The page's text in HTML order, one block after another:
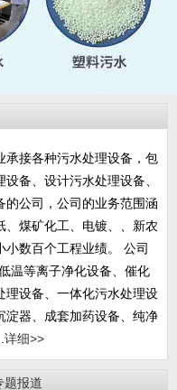
承接各种污水处理设备，包
备、设计污水处理设备、
的公司，公司的业务范围涵
、煤矿化工、电镀、、新农
数百个工程业绩。 公司
温等离子净化设备、催化
理设备、一体化污水处理设
淀器、成套加药设备、纯净
详细>>
题报道